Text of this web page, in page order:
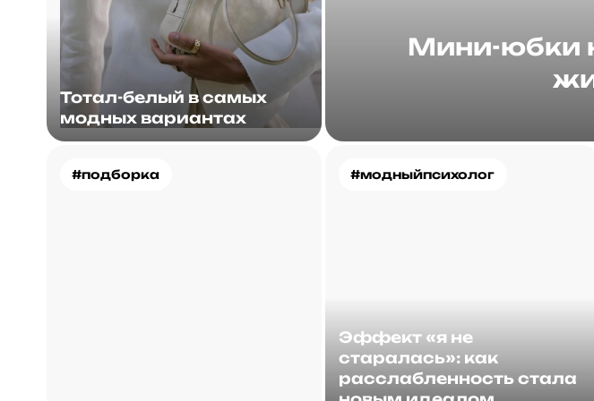
Мини-юбки
Тотал-белый в самых
модных вариантах
#подборка #модныйпсихолог
Эффект «я не
старалась»: как
расслабленность стала